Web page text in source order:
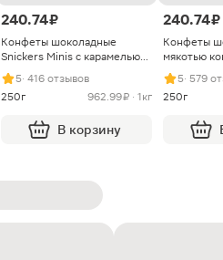
240.74 ₽
Конфеты шоколадные
Snickers Minis с карамелью
арахисом и нугой
5· 416 отзывов
250г
962.99 ₽ · 1кг
В корзину
240.74 ₽
Конфеты
мякотью
5· 579
250г